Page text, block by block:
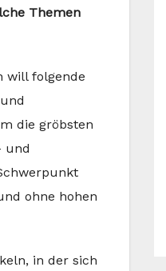
Themen
will folgende
die gröbsten
und
ohne hohen
in der sich